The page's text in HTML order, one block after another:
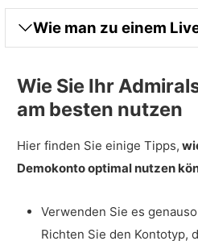
Wie man zu einem
Wie Sie Ihr
am besten nutzen
Hier finden Sie einige Tipps,
Demokonto optimal nutzen
Verwenden Sie es
Richten Sie den Kontotyp,